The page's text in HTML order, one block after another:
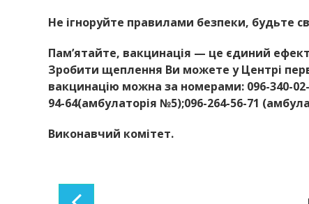
Не ігноруйте правилами безпеки, будьте
Пам’ятайте, вакцинація — це єдиний
Зробити щеплення Ви можете у Центрі
вакцинацію можна за номерами: 096-340-
94-64(амбулаторія №5);096-264-56-71
Виконавчий комітет.